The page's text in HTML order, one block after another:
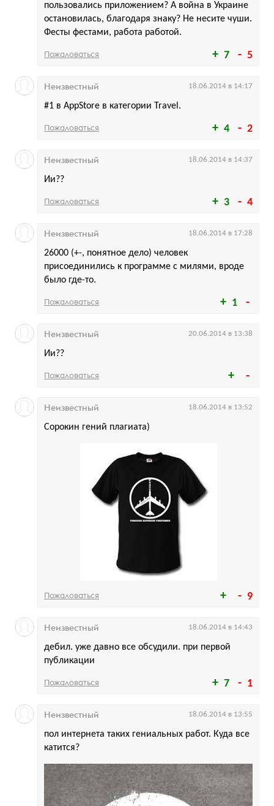
7 5
пользовались приложением? А война в Украине
остановилась, благодаря знаку? Не несите чуши.
Фесты фестами, работа работой.
Пожаловаться
4 2
#1 в AppStore в категории Travel.
Неизвестный 18.06.2014 в 14:17
Пожаловаться
3 4
Ии??
Неизвестный 18.06.2014 в 14:37
Пожаловаться
1
26000 (+-, понятное дело) человек
присоединились к программе с милями, вроде
было где-то.
Неизвестный 18.06.2014 в 17:28
Пожаловаться
Ии??
Неизвестный 20.06.2014 в 13:38
Пожаловаться
9
Сорокин гений плагиата)
Неизвестный 18.06.2014 в 13:52
Пожаловаться
7 1
дебил. уже давно все обсудили. при первой
публикации
Неизвестный 18.06.2014 в 14:43
Пожаловаться
пол интернета таких гениальных работ. Куда все
катится?
Неизвестный 18.06.2014 в 13:55